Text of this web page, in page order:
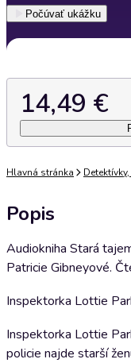
Počúvať ukážku
14,49 €
Hlavná stránka
Popis
Audiokniha Stará
Patricie Gibneyové.
Inspektorka Lottie
Inspektorka Lottie
policie najde starší